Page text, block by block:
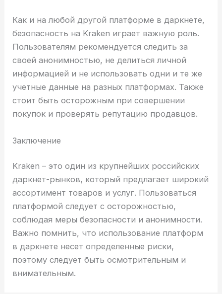
Как и на любой другой платформе в даркнете,
безопасность на Kraken играет важную роль.
Пользователям рекомендуется следить за
своей анонимностью, не делиться личной
информацией и не использовать одни и те же
учетные данные на разных платформах. Также
стоит быть осторожным при совершении
покупок и проверять репутацию продавцов.
Заключение
Kraken – это один из крупнейших российских
даркнет-рынков, который предлагает широкий
ассортимент товаров и услуг. Пользоваться
платформой следует с осторожностью,
соблюдая меры безопасности и анонимности.
Важно помнить, что использование платформ
в даркнете несет определенные риски,
поэтому следует быть осмотрительным и
внимательным.